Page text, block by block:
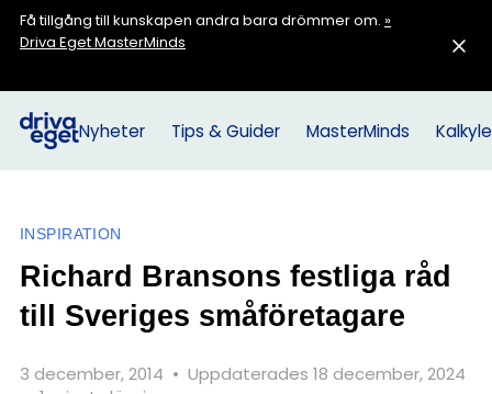
Få tillgång till kunskapen andra bara drömmer om. »
Driva Eget MasterMinds
Nyheter Tips & Guider MasterMinds
INSPIRATION
Richard Bransons festliga råd
till Sveriges småföretagare
3 december, 2014 • Uppdaterades 18 december, 2024